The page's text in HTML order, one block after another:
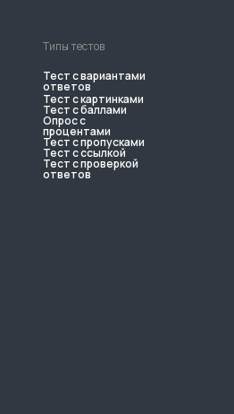
Тест с вариантами
ответов
Тест с картинками
Тест с баллами
Опрос с
процентами
Тест с пропусками
Тест с ссылкой
Тест с проверкой
ответов
Типы тестов